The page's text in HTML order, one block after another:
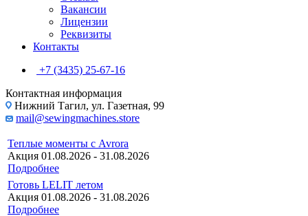
Вакансии
Лицензии
Реквизиты
Контакты
+7 (3435) 25-67-16
Контактная информация
Нижний Тагил, ул. Газетная, 99
mail@sewingmachines.store
Теплые моменты с Avrora
Акция 01.08.2026 - 31.08.2026
Подробнее
Готовь LELIT летом
Акция 01.08.2026 - 31.08.2026
Подробнее